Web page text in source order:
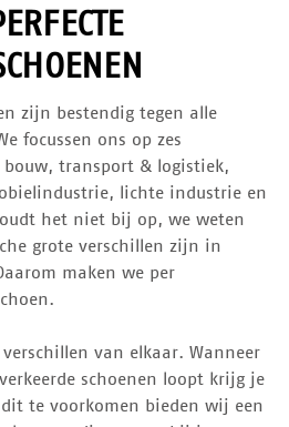
zijn bestendig tegen alle
focussen ons op zes
bouw, transport & logistiek,
lichte industrie en
het niet bij op, we weten
grote verschillen zijn in
maken we per
van elkaar. Wanneer
schoenen loopt krijg je
te voorkomen bieden wij een